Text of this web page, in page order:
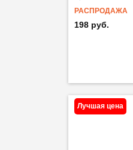
РАСПРОДАЖА
198 руб.
Лучшая цена